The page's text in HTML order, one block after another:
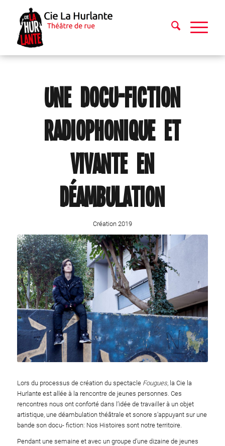
une docu-fiction
radiophonique et
vivante en
déambulation
Création 2019
Lors du processus de création du spectacle Fougues, la Cie la
Hurlante est allée à la rencontre de jeunes personnes. Ces
rencontres nous ont conforté dans l’idée de travailler à un objet
artistique, une déambulation théâtrale et sonore s’appuyant sur une
bande son docu- fiction: Nos Histoires sont notre territoire.
Pendant une semaine et avec un groupe d’une dizaine de jeunes